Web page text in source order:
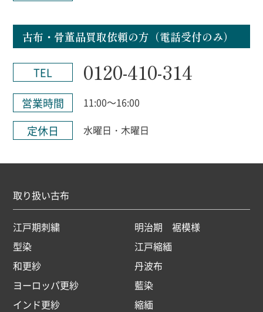
古布・骨董品買取依頼の方（電話受付のみ）
TEL 0120-410-314
営業時間 11:00～16:00
定休日 水曜日・木曜日
取り扱い古布
江戸期刺繍
明治期 裾模様
型染
江戸縮緬
和更紗
丹波布
ヨーロッパ更紗
藍染
インド更紗
縮緬